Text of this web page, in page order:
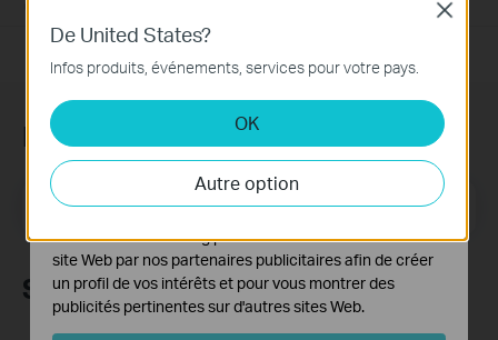
Newsletter TP-Link
E-mail S'enregistrer
Suivez-nous
De United States?
Infos produits, événements, services pour votre pays.
OK
Autre option
Close
Cookies basiques
Ces cookies sont nécessaires au fonctionnement du
site Web et ne peuvent pas être désactivés dans vos
Cookies d'analyse et marketing
Les cookies d'analyse nous permettent d'analyser vos
activités sur notre site Web pour améliorer et ajuster les
fonctionnalités de notre site Web.
Les cookies marketing peuvent être définis via notre
site Web par nos partenaires publicitaires afin de créer
un profil de vos intérêts et pour vous montrer des
publicités pertinentes sur d'autres sites Web.